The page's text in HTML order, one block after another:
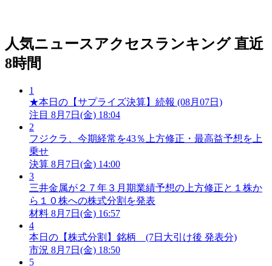
人気ニュースアクセスランキング 直近
8時間
1
★本日の【サプライズ決算】続報 (08月07日)
注目 8月7日(金) 18:04
2
フジクラ、今期経常を43％上方修正・最高益予想を上
乗せ
決算 8月7日(金) 14:00
3
三井金属が２７年３月期業績予想の上方修正と１株か
ら１０株への株式分割を発表
材料 8月7日(金) 16:57
4
本日の【株式分割】銘柄 (7日大引け後 発表分)
市況 8月7日(金) 18:50
5